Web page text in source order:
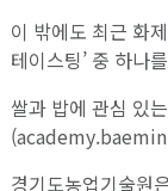
이 밖에도 최근 화
테이스팅’ 중 하나
쌀과 밥에 관심 있
경기도농업기술원